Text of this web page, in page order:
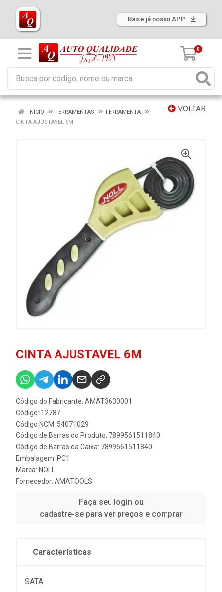
Baixe já nosso APP
0
VOLTAR
INÍCIO FERRAMENTAS
FERRAMENTA
CINTA AJUSTAVEL 6M
CINTA AJUSTAVEL 6M
Código do Fabricante: AMAT3630001
Código: 12787
Código NCM: 54071029
Código de Barras do Produto: 7899561511840
Código de Barras da Caixa: 7899561511840
Embalagem: PC1
Marca: NOLL
Fornecedor: AMATOOLS
Faça seu login ou
cadastre-se para ver preços e comprar
Características
SATA